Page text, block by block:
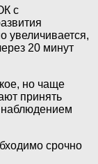
с
увеличивается,
20 минут
но чаще
принять
наблюдением
срочно